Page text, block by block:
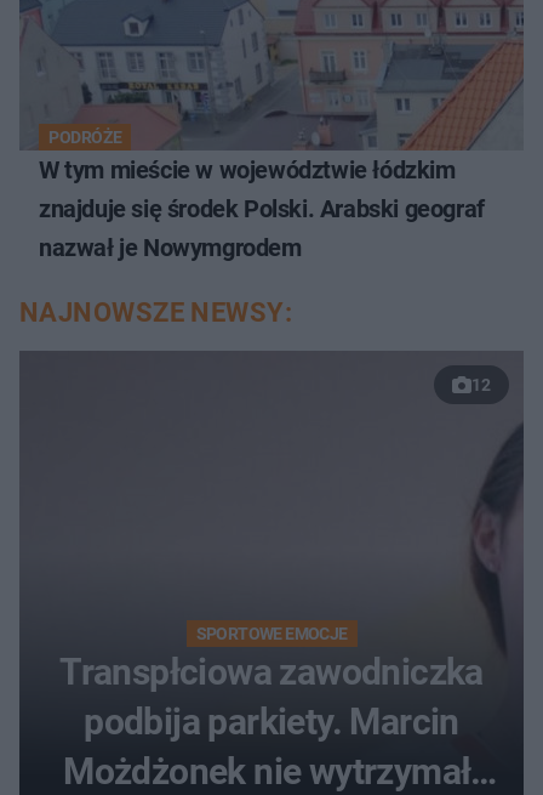
PODRÓŻE
W tym mieście w województwie łódzkim
znajduje się środek Polski. Arabski geograf
nazwał je Nowymgrodem
NAJNOWSZE NEWSY:
12
SPORTOWE EMOCJE
Transpłciowa zawodniczka
podbija parkiety. Marcin
Możdżonek nie wytrzymał: